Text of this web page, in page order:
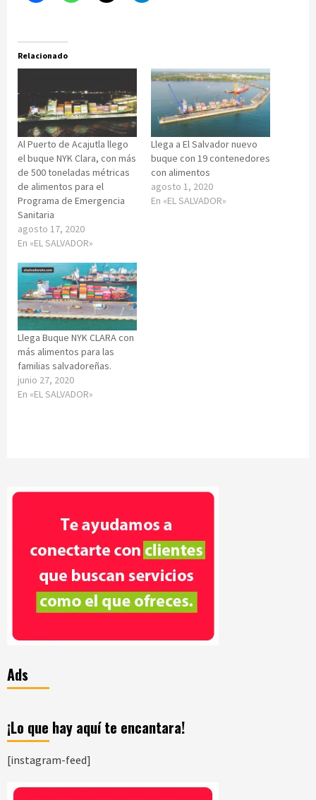
Relacionado
Al Puerto de Acajutla llego
el buque NYK Clara, con más
de 500 toneladas métricas
de alimentos para el
Programa de Emergencia
Sanitaria
agosto 17, 2020
En «EL SALVADOR»
Llega a El Salvador nuevo
buque con 19 contenedores
con alimentos
agosto 1, 2020
En «EL SALVADOR»
Llega Buque NYK CLARA con
más alimentos para las
familias salvadoreñas.
junio 27, 2020
En «EL SALVADOR»
Ads
¡Lo que hay aquí te encantara!
[instagram-feed]